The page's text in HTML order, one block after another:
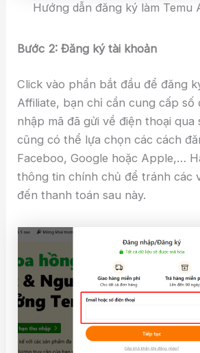
Hướng dẫn đăng ký làm Temu
Bước 2: Đăng ký tài khoản
Click vào phần bắt đầu để đăng
Affiliate, bạn chỉ cần cung cấp số
nhập mã đã gửi về điện thoại qua
cũng có thể lựa chọn các cách
Faceboo, Google hoặc Apple,…
thông tin chính chủ để tránh các
đến thanh toán sau này.